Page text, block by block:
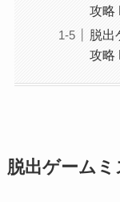
攻略
脱出
攻略
脱出ゲーム